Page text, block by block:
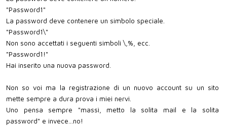
"Password1"
La password deve contenere un simbolo speciale.
"Password1\"
Non sono accettati i seguenti simboli \,%, ecc.
"Password1!"
Hai inserito una nuova password.
Non so voi ma la registrazione di un nuovo account su un sito
mette sempre a dura prova i miei nervi.
Uno pensa sempre "massì, metto la solita mail e la solita
password" e invece...no!